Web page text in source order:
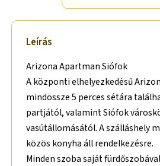
Leírás
Arizona Apartman Siófok
A központi elhelyezkedésű
mindössze 5 perces sétára
partjától, valamint Siófok
vasútállomásától. A szálláshely
közös konyha áll rendelkezésre.
Minden szoba saját